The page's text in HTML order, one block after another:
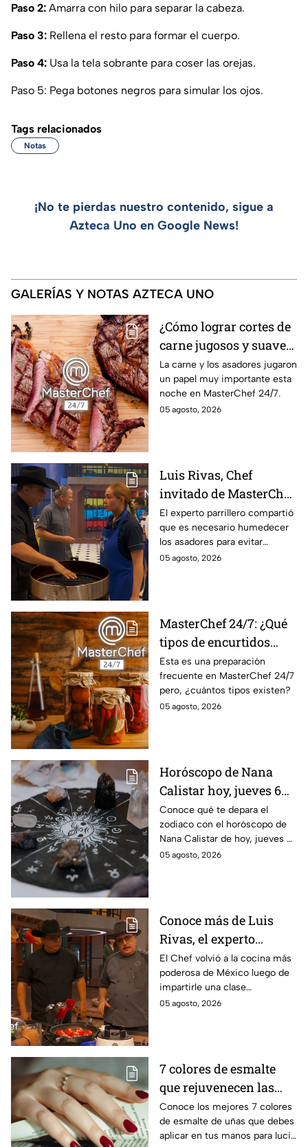
Paso 2: Amarra con hilo para separar la cabeza.
Paso 3: Rellena el resto para formar el cuerpo.
Paso 4: Usa la tela sobrante para coser las orejas.
Paso 5: Pega botones negros para simular los ojos.
Tags relacionados
Notas
¡No te pierdas nuestro contenido, sigue a
Azteca Uno en Google News!
GALERÍAS Y NOTAS AZTECA UNO
¿Cómo lograr cortes de
carne jugosos y suaves
al estilo MasterChef
24/7?
La carne y los asadores jugaron
un papel muy importante esta
noche en MasterChef 24/7.
05 agosto, 2026
Luis Rivas, Chef
invitado de MasterChef
24/7 destaca la
importancia del agua
para la preparación de
cualquier asado
El experto parrillero compartió
que es necesario humedecer
los asadores para evitar
accidentes
05 agosto, 2026
MasterChef 24/7: ¿Qué
tipos de encurtidos
hay?
Esta es una preparación
frecuente en MasterChef 24/7
pero, ¿cuántos tipos existen?
05 agosto, 2026
Horóscopo de Nana
Calistar hoy, jueves 6
de agosto: a estos
signos se les abren las
puertas del dinero
Conoce qué te depara el
zodiaco con el horóscopo de
Nana Calistar de hoy, jueves 6
de agosto. ¿Será dinero o
05 agosto, 2026
Conoce más de Luis
Rivas, el experto
parrillero que fue
invitado a la batalla por
equipos de MasterChef
24/7
El Chef volvió a la cocina más
poderosa de México luego de
impartirle una clase
personalizada a Ixdit
05 agosto, 2026
7 colores de esmalte
que rejuvenecen las
manos al instante y
combinan con todo
Conoce los mejores 7 colores
de esmalte de uñas que debes
aplicar en tus manos para lucir